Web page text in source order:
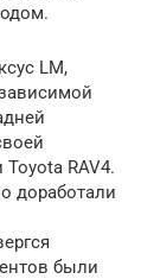
LM,
Toyota RAV4.
доработали
были